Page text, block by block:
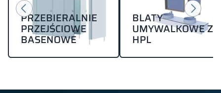
PRZEBIERALNIE
PRZEJŚCIOWE
BASENOWE
BLATY
UMYWALKOWE Z
HPL